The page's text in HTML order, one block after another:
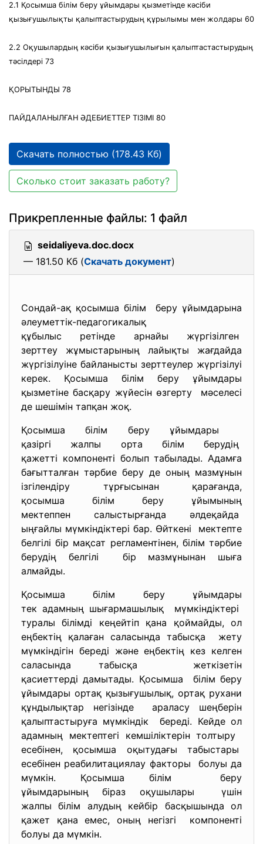
2.1 Қосымша білім беру ұйымдары қызметінде кәсіби
қызығушылықты қалыптастырудың құрылымы мен жолдары 60
2.2 Оқушылардың кәсіби қызығушылығын қалыптастастырудың
тәсілдері 73
ҚОРЫТЫНДЫ 78
ПАЙДАЛАНЫЛҒАН ӘДЕБИЕТТЕР ТІЗІМІ 80
Скачать полностью (178.43 Кб)
Сколько стоит заказать работу?
Прикрепленные файлы: 1 файл
seidaliyeva.doc.docx
— 181.50 Кб (Скачать документ)
Сондай-ақ қосымша білім беру ұйымдарына
әлеуметтік-педагогикалық
құбылыс ретінде арнайы жүргізілген
зерттеу жұмыстарының лайықты жағдайда
жүргізілуіне байланысты зерттеулер жүргізілуі
керек. Қосымша білім беру ұйымдары
қызметіне басқару жүйесінөзгерту мәселесі
де шешімін тапқан жоқ.
Қосымша білім беру ұйымдары
қазіргі жалпы орта білім берудің
қажетті компоненті болып табылады. Адамға
бағытталған тәрбие беру де оның мазмұнын
ізгілендіру тұрғысынан қарағанда,
қосымша білім беру ұйымының
мектеппен салыстырғанда әлдеқайда
ыңғайлы мүмкіндіктері бар. Өйткені мектепте
белгілі бір мақсат регламентінен, білім тәрбие
берудің белгілі бір мазмұнынан шыға
алмайды.
Қосымша білім беру ұйымдары
тек адамның шығармашылық мүмкіндіктері
туралы білімді кеңейтіп қана қоймайды, ол
еңбектің қалаған саласында табысқа жету
мүмкіндігін береді және еңбектің кез келген
саласында табысқа жеткізетін
қасиеттерді дамытады. Қосымша білім беру
ұйымдары ортақ қызығушылық, ортақ рухани
құндылықтар негізінде араласу шеңберін
қалыптастыруға мүмкіндік береді. Кейде ол
адамның мектептегі кемшіліктерін толтыру
есебінен, қосымша оқытудағы табыстары
есебінен реабилитациялау факторы болуы да
мүмкін. Қосымша білім беру
ұйымдарының біраз оқушылары үшін
жалпы білім алудың кейбір басқышында ол
қажет қана емес, оның негізгі компоненті
болуы да мүмкін.